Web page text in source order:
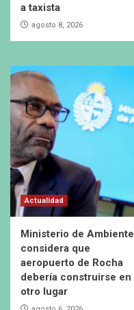
a taxista
agosto 8, 2026
Actualidad
Ministerio de Ambiente
considera que
aeropuerto de Rocha
debería construirse en
otro lugar